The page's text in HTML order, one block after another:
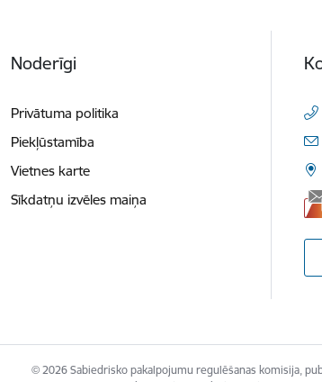
Noderīgi
Privātuma politika
Piekļūstamība
Vietnes karte
Sīkdatņu izvēles maiņa
© 2026 Sabiedrisko pakalpojumu regulēšanas komisija,